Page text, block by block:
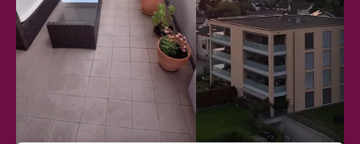
Der grosszügige
Balkon mit Blick bis
zum See :-)
Den Sonnenuntergang
geniessen...